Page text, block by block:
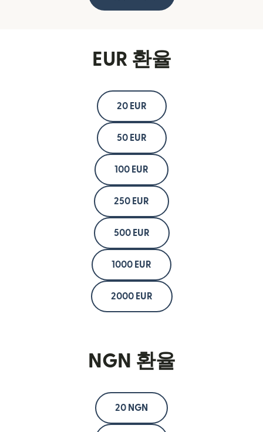
EUR 환율
20 EUR
50 EUR
100 EUR
250 EUR
500 EUR
1000 EUR
2000 EUR
NGN 환율
20 NGN